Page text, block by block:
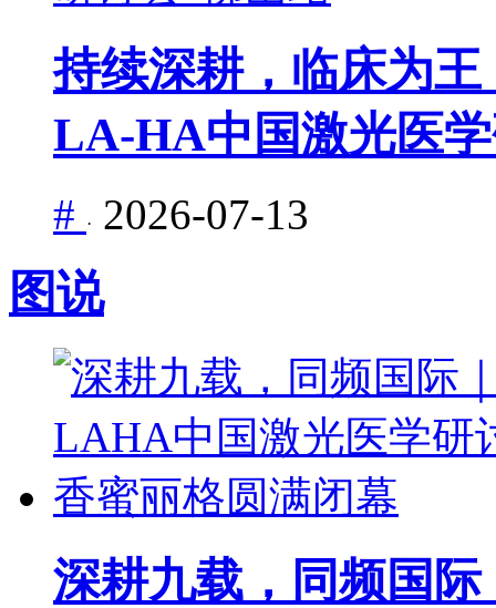
持续深耕，临床为
LA-HA中国激光医
# · 2026-07-13
图说
深耕九载，同频国